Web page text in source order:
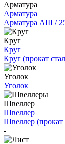
Арматура
Арматура
Арматура АIII /
Круг
Круг
Круг (прокат
Уголок
Уголок
Швеллер
Швеллер
Швеллер (прокат
-